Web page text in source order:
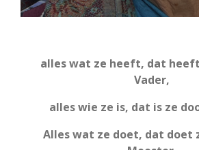
alles wat ze heeft, dat
Vader,
alles wie ze is, dat is ze
Alles wat ze doet, dat doet